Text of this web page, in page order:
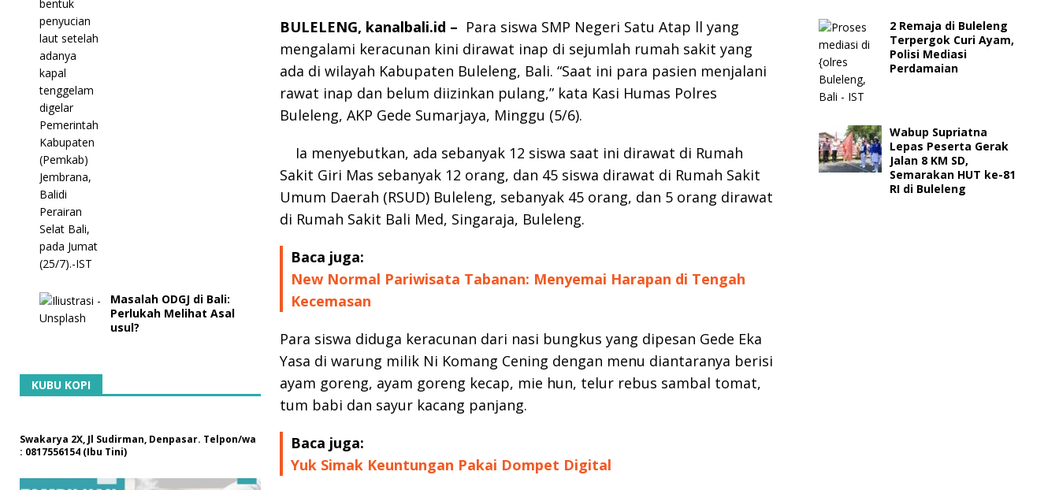
BULELENG, kanalbali.id – Para siswa SMP Negeri Satu Atap ll yang
mengalami keracunan kini dirawat inap di sejumlah rumah sakit yang
ada di wilayah Kabupaten Buleleng, Bali. “Saat ini para pasien menjalani
rawat inap dan belum diizinkan pulang,” kata Kasi Humas Polres
Buleleng, AKP Gede Sumarjaya, Minggu (5/6).
Ia menyebutkan, ada sebanyak 12 siswa saat ini dirawat di Rumah
Sakit Giri Mas sebanyak 12 orang, dan 45 siswa dirawat di Rumah Sakit
Umum Daerah (RSUD) Buleleng, sebanyak 45 orang, dan 5 orang dirawat
di Rumah Sakit Bali Med, Singaraja, Buleleng.
Baca juga:
New Normal Pariwisata Tabanan: Menyemai Harapan di Tengah
Kecemasan
Para siswa diduga keracunan dari nasi bungkus yang dipesan Gede Eka
Yasa di warung milik Ni Komang Cening dengan menu diantaranya berisi
ayam goreng, ayam goreng kecap, mie hun, telur rebus sambal tomat,
tum babi dan sayur kacang panjang.
Baca juga:
Yuk Simak Keuntungan Pakai Dompet Digital
Masalah ODGJ di Bali:
Perlukah Melihat Asal
usul?
KUBU KOPI
Swakarya 2X, Jl Sudirman, Denpasar. Telpon/wa
: 0817556154 (Ibu Tini)
2 Remaja di Buleleng
Terpergok Curi Ayam,
Polisi Mediasi
Perdamaian
Wabup Supriatna
Lepas Peserta Gerak
Jalan 8 KM SD,
Semarakan HUT ke-81
RI di Buleleng